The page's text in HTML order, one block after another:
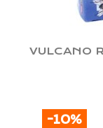
VULCANO
-10%